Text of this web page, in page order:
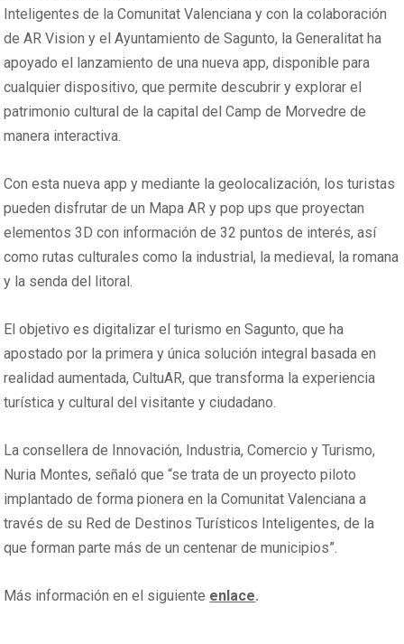
Inteligentes de la Comunitat Valenciana y con la colaboración
de AR Vision y el Ayuntamiento de Sagunto, la Generalitat ha
apoyado el lanzamiento de una nueva app, disponible para
cualquier dispositivo, que permite descubrir y explorar el
patrimonio cultural de la capital del Camp de Morvedre de
manera interactiva.
Con esta nueva app y mediante la geolocalización, los turistas
pueden disfrutar de un Mapa AR y pop ups que proyectan
elementos 3D con información de 32 puntos de interés, así
como rutas culturales como la industrial, la medieval, la romana
y la senda del litoral.
El objetivo es digitalizar el turismo en Sagunto, que ha
apostado por la primera y única solución integral basada en
realidad aumentada, CultuAR, que transforma la experiencia
turística y cultural del visitante y ciudadano.
La consellera de Innovación, Industria, Comercio y Turismo,
Nuria Montes, señaló que “se trata de un proyecto piloto
implantado de forma pionera en la Comunitat Valenciana a
través de su Red de Destinos Turísticos Inteligentes, de la
que forman parte más de un centenar de municipios”.
Más información en el siguiente enlace.